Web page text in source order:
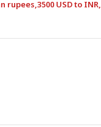
rupees,3500 USD to INR,